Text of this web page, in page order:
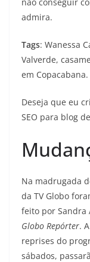
admira.
Tags: Wanessa
Valverde,
em Copacabana.
Deseja que eu
SEO para blog
Na madrugada
da TV Globo
feito por Sandra
Globo Repórter.
reprises do
sábados,